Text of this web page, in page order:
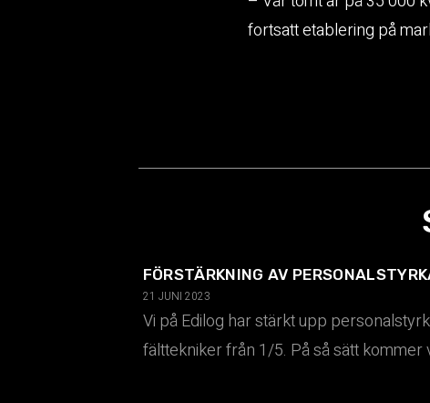
fortsatt etablering på
FÖRSTÄRKNING AV
21 JUNI 2023
Vi på Edilog har stärkt upp
fälttekniker från 1/5. På så sätt kommer